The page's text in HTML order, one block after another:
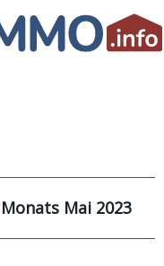
Mai 2023